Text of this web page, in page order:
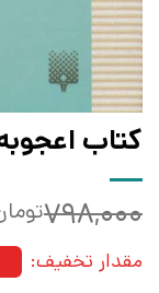
کتاب
۷۹۸,۰۰۰
مقدار تخفیف: